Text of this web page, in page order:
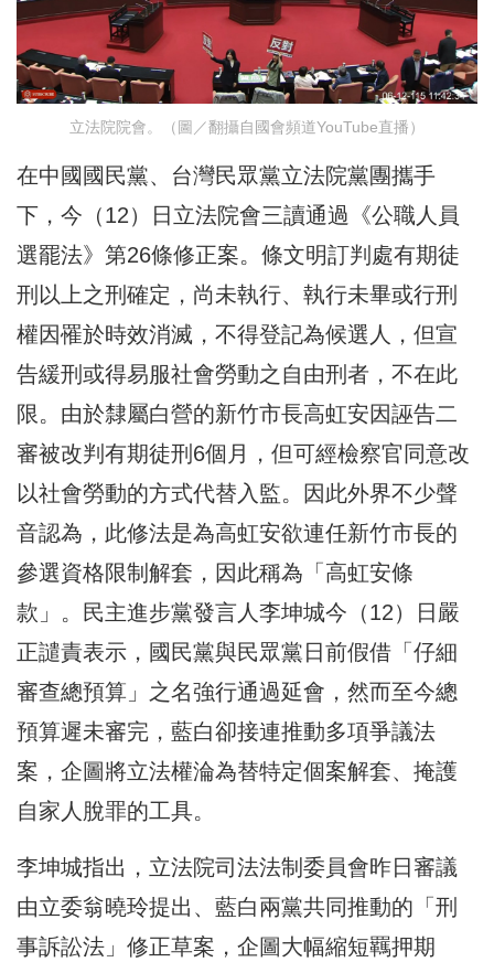
立法院院會。（圖／翻攝自國會頻道YouTube直播）
在中國國民黨、台灣民眾黨立法院黨團攜手
下，今（12）日立法院會三讀通過《公職人員
選罷法》第26條修正案。條文明訂判處有期徒
刑以上之刑確定，尚未執行、執行未畢或行刑
權因罹於時效消滅，不得登記為候選人，但宣
告緩刑或得易服社會勞動之自由刑者，不在此
限。由於隸屬白營的新竹市長高虹安因誣告二
審被改判有期徒刑6個月，但可經檢察官同意改
以社會勞動的方式代替入監。因此外界不少聲
音認為，此修法是為高虹安欲連任新竹市長的
參選資格限制解套，因此稱為「高虹安條
款」。民主進步黨發言人李坤城今（12）日嚴
正譴責表示，國民黨與民眾黨日前假借「仔細
審查總預算」之名強行通過延會，然而至今總
預算遲未審完，藍白卻接連推動多項爭議法
案，企圖將立法權淪為替特定個案解套、掩護
自家人脫罪的工具。
李坤城指出，立法院司法法制委員會昨日審議
由立委翁曉玲提出、藍白兩黨共同推動的「刑
事訴訟法」修正草案，企圖大幅縮短羈押期